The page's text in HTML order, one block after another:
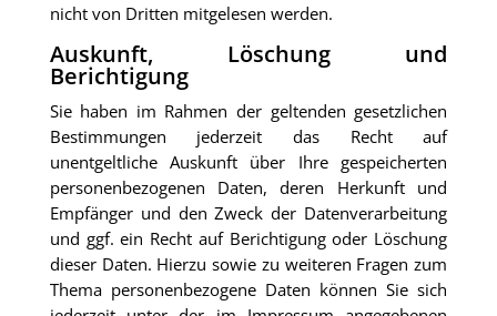
nicht von Dritten mitgelesen werden.
Auskunft, Löschung und
Berichtigung
Sie haben im Rahmen der geltenden gesetzlichen
Bestimmungen jederzeit das Recht auf
unentgeltliche Auskunft über Ihre gespeicherten
personenbezogenen Daten, deren Herkunft und
Empfänger und den Zweck der Datenverarbeitung
und ggf. ein Recht auf Berichtigung oder Löschung
dieser Daten. Hierzu sowie zu weiteren Fragen zum
Thema personenbezogene Daten können Sie sich